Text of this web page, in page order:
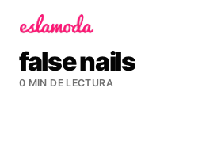
false nails
0 MIN DE LECTURA